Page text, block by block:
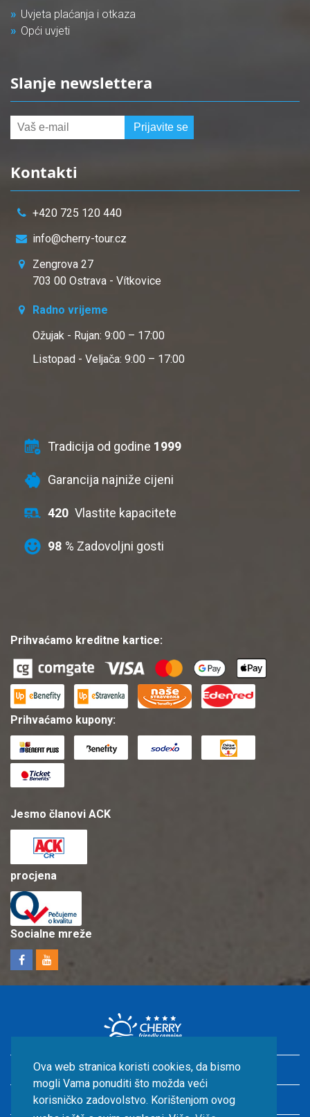
Ova web stranica koristi cookies, da bismo
mogli Vama ponuditi što možda veći
korisničko zadovolstvo. Korištenjom ovog
Uvjeta plaćanja i otkaza
Opći uvjeti
Slanje newslettera
Kontakti
+420 725 120 440
info@cherry-tour.cz
Zengrova 27
703 00 Ostrava - Vítkovice
Radno vrijeme
Ožujak - Rujan: 9:00 – 17:00
Listopad - Veljača: 9:00 – 17:00
Tradicija od godine 1999
Garancija najniže cijeni
420 Vlastite kapacitete
98 % Zadovoljni gosti
Prihvaćamo kreditne kartice:
Prihvaćamo kupony:
Jesmo članovi ACK
procjena
Socialne mreže
Odmor u Hrvatskoj s djecom
Smještaj uz more